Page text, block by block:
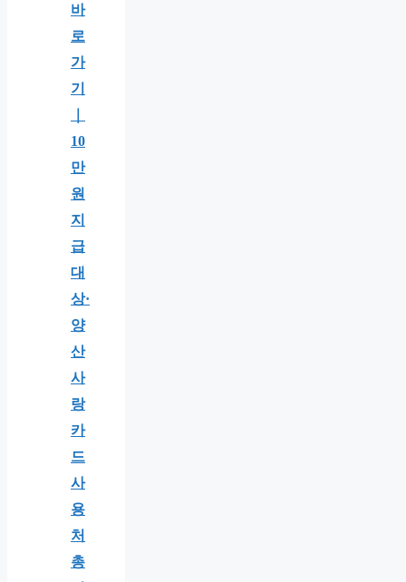
바
로
가
기
10
만
원
지
급
대
상·
양
산
사
랑
카
드
사
용
처
총